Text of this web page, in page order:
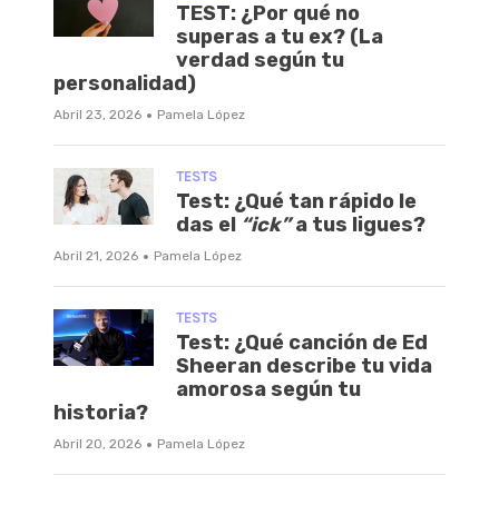
TEST: ¿Por qué no
superas a tu ex? (La
verdad según tu
personalidad)
Abril 23, 2026 · Pamela López
TESTS
Test: ¿Qué tan rápido le
das el “ick”a tus ligues?
Abril 21, 2026 · Pamela López
TESTS
Test: ¿Qué canción de Ed
Sheeran describe tu vida
amorosa según tu
historia?
Abril 20, 2026 · Pamela López